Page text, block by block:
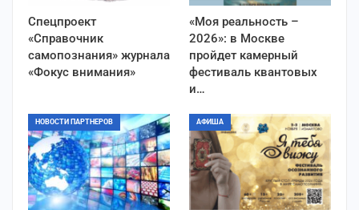
Спецпроект
«Справочник
самопознания» журнала
«Фокус внимания»
«Моя реальность –
2026»: в Москве
пройдет камерный
фестиваль квантовых
и…
НОВОСТИ ПАРТНЕРОВ АФИША